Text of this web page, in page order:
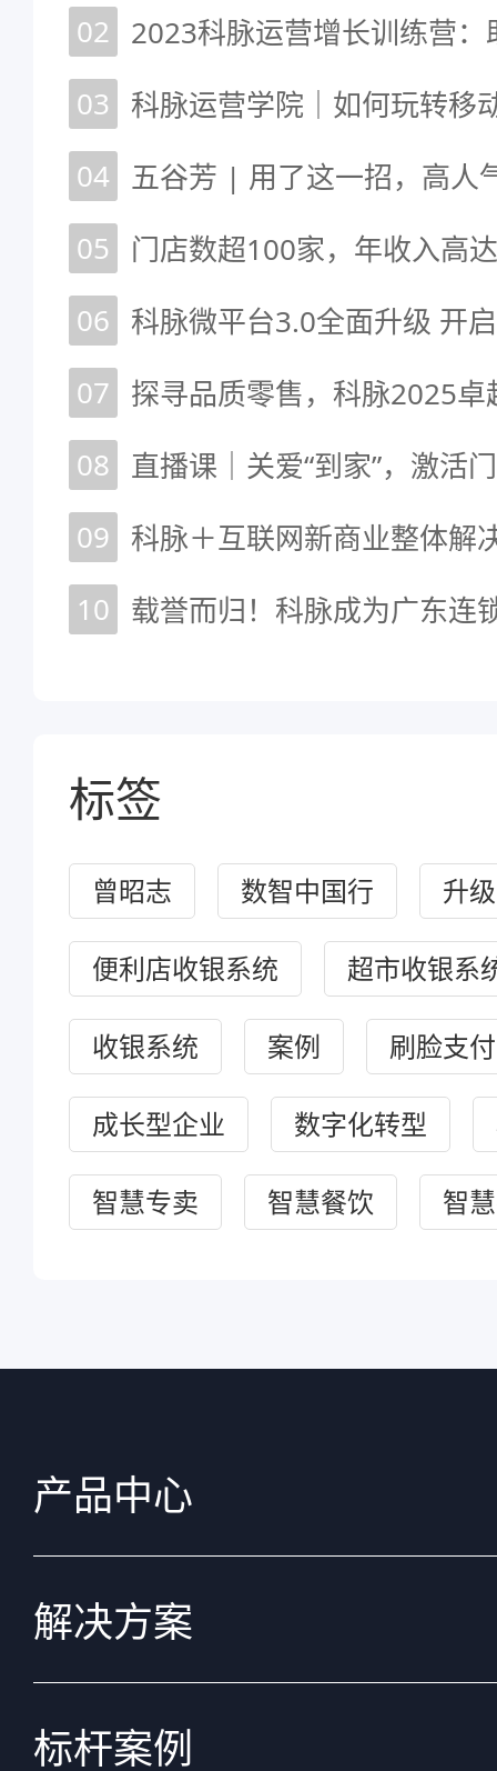
02
03
04 五谷芳 | 用了这一招，高人
05
06
07
08 直播课｜关爱“到家”，激活
09 科脉＋互联网新商业整体解
10
标签
曾昭志 数智中国行 升
便利店收银系统 超市收银系
收银系统 案例 刷脸支付
成长型企业 数字化转型
智慧专卖 智慧餐饮 智
产品中心
解决方案
标杆案例